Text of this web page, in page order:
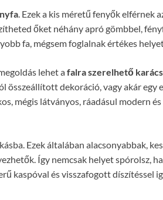
. Ezek a kis méretű fenyők elférnek
őket néhány apró gömbbel,
fa, mégsem foglalnak értékes
lehet afalra szerelhető
összeállított dekoráció, vagy akár egy
mégis látványos, ráadásul modern és
Ezek általában alacsonyabbak,
Így nemcsak helyet spórolsz,
kaspóval és visszafogott díszítéssel